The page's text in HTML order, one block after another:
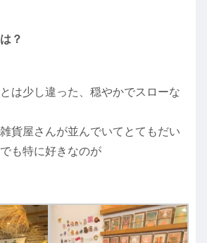
？
は少し違った、穏やかでスローな
貨屋さんが並んでいてとてもだい
も特に好きなのが